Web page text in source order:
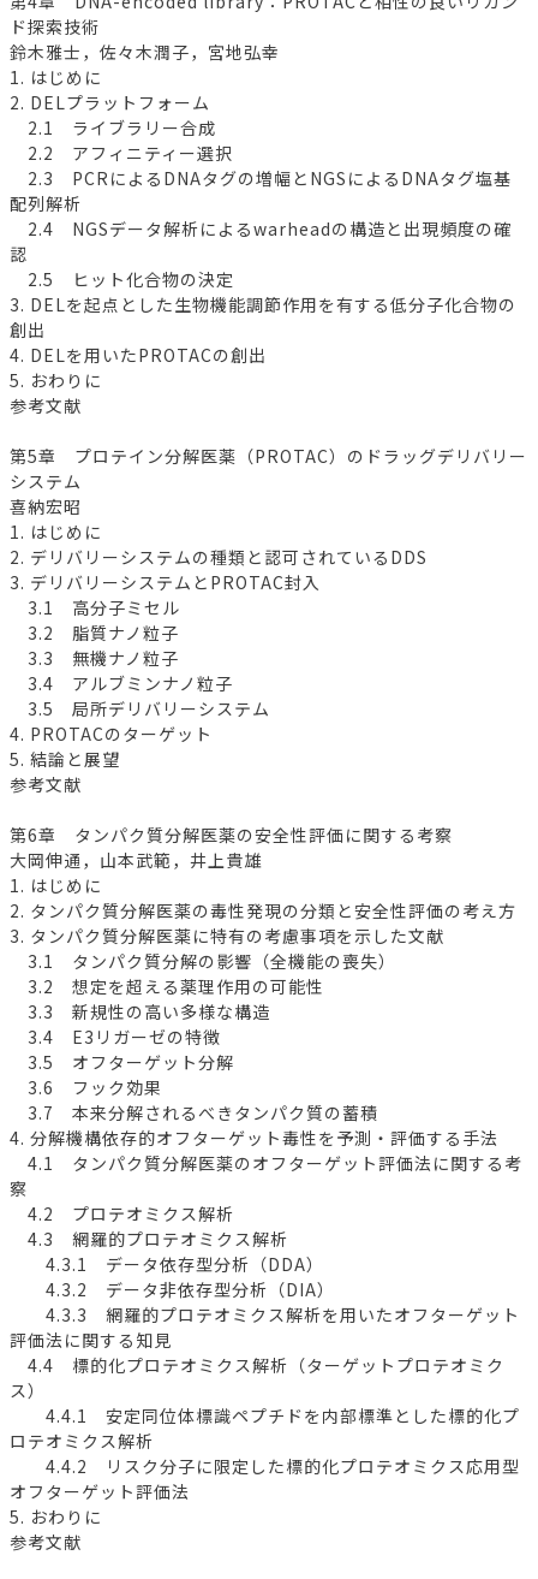
ド探索技術
鈴木雅士，佐々木潤子，宮地弘幸
1. はじめに
2. DELプラットフォーム
2.1 ライブラリー合成
2.2 アフィニティー選択
2.3 PCRによるDNAタグの増幅とNGSによるDNAタグ塩基
配列解析
2.4 NGSデータ解析によるwarheadの構造と出現頻度の確
認
2.5 ヒット化合物の決定
3. DELを起点とした生物機能調節作用を有する低分子化合物の
創出
4. DELを用いたPROTACの創出
5. おわりに
参考文献
第5章 プロテイン分解医薬（PROTAC）のドラッグデリバリー
システム
喜納宏昭
1. はじめに
2. デリバリーシステムの種類と認可されているDDS
3. デリバリーシステムとPROTAC封入
3.1 高分子ミセル
3.2 脂質ナノ粒子
3.3 無機ナノ粒子
3.4 アルブミンナノ粒子
3.5 局所デリバリーシステム
4. PROTACのターゲット
5. 結論と展望
参考文献
第6章 タンパク質分解医薬の安全性評価に関する考察
大岡伸通，山本武範，井上貴雄
1. はじめに
2. タンパク質分解医薬の毒性発現の分類と安全性評価の考え方
3. タンパク質分解医薬に特有の考慮事項を示した文献
3.1 タンパク質分解の影響（全機能の喪失）
3.2 想定を超える薬理作用の可能性
3.3 新規性の高い多様な構造
3.4 E3リガーゼの特徴
3.5 オフターゲット分解
3.6 フック効果
3.7 本来分解されるべきタンパク質の蓄積
4. 分解機構依存的オフターゲット毒性を予測・評価する手法
4.1 タンパク質分解医薬のオフターゲット評価法に関する考
察
4.2 プロテオミクス解析
4.3 網羅的プロテオミクス解析
4.3.1 データ依存型分析（DDA）
4.3.2 データ非依存型分析（DIA）
4.3.3 網羅的プロテオミクス解析を用いたオフターゲット
評価法に関する知見
4.4 標的化プロテオミクス解析（ターゲットプロテオミク
ス）
4.4.1 安定同位体標識ペプチドを内部標準とした標的化プ
ロテオミクス解析
4.4.2 リスク分子に限定した標的化プロテオミクス応用型
オフターゲット評価法
5. おわりに
参考文献